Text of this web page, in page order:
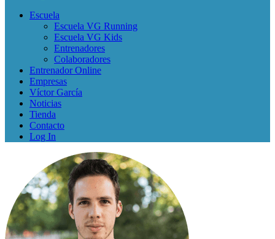
Escuela
Escuela VG Running
Escuela VG Kids
Entrenadores
Colaboradores
Entrenador Online
Empresas
Víctor García
Noticias
Tienda
Contacto
Log In